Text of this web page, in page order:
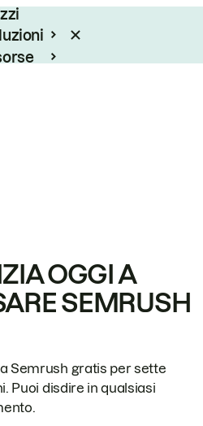
OGGI A
SEMRUSH
Semrush gratis per sette
Puoi disdire in qualsiasi